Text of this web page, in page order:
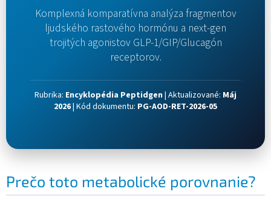
Komplexná komparatívna analýza fragmentov
ljudského rastového hormónu a next-gen
trojitých agonistov GLP-1/GIP/Glucagón
receptorov.
Rubrika: Encyklopédia Peptidgen| Aktualizované: Máj
2026| Kód dokumentu: PG-AOD-RET-2026-05
Prečo toto metabolické porovnanie?